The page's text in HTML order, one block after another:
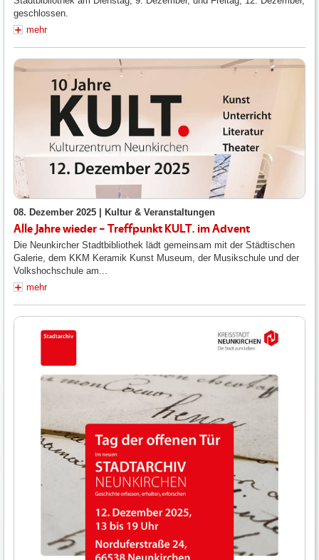
geschlossen.
mehr
08. Dezember 2025 | Kultur & Veranstaltungen
Alle Jahre wieder – Treffpunkt KULT. im Advent
Die Neunkircher Stadtbibliothek lädt gemeinsam mit der Städtischen
Galerie, dem KKM Keramik Kunst Museum, der Musikschule und der
Volkshochschule am...
mehr